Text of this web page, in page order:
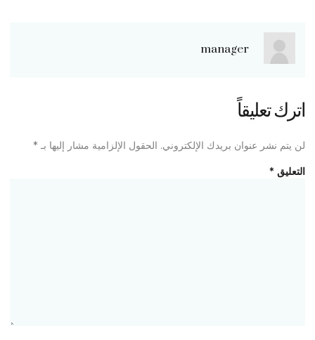
manager
اترك تعليقاً
لن يتم نشر عنوان بريدك الإلكتروني. الحقول الإلزامية مشار إليها بـ *
التعليق *